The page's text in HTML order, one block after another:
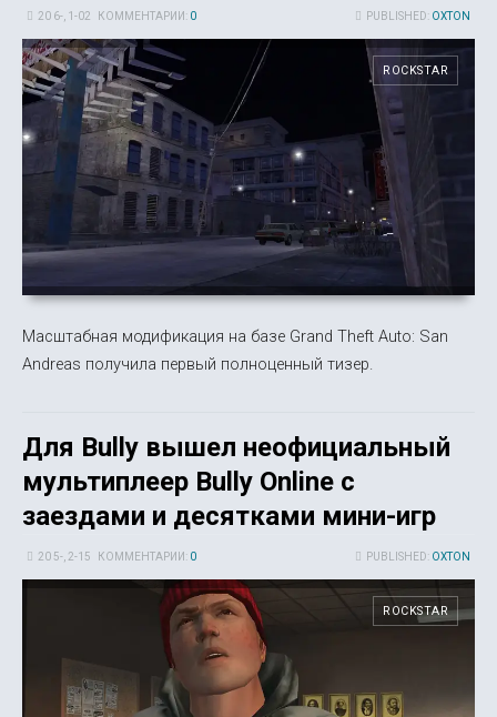
PUBLISHED: OXTON
20 6-, 1-02 КОММЕНТАРИИ: 0
ROCKSTAR
Масштабная модификация на базе Grand Theft Auto: San
Andreas получила первый полноценный тизер.
Для Bully вышел неофициальный
мультиплеер Bully Online с
заездами и десятками мини-игр
PUBLISHED: OXTON
20 5-, 2-15 КОММЕНТАРИИ: 0
ROCKSTAR